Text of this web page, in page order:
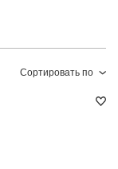
Сортировать по